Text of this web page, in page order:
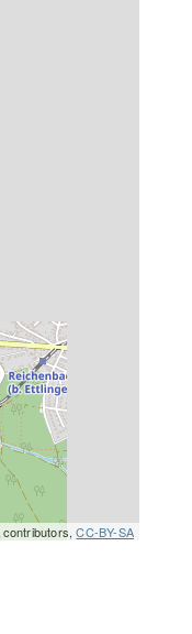
contributors,CC-BY-SA